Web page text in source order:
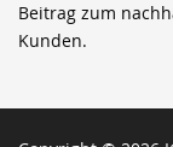
Beitrag zum
Kunden.